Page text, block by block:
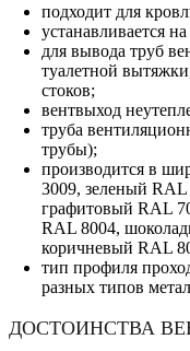
подходит для
устанавливается
для вывода труб
туалетной
стоков;
вентвыход
труба
трубы);
производится в
3009, зеленый
графитовый RAL
RAL 8004,
коричневый RAL
тип профиля
разных типов
ДОСТОИНСТВА